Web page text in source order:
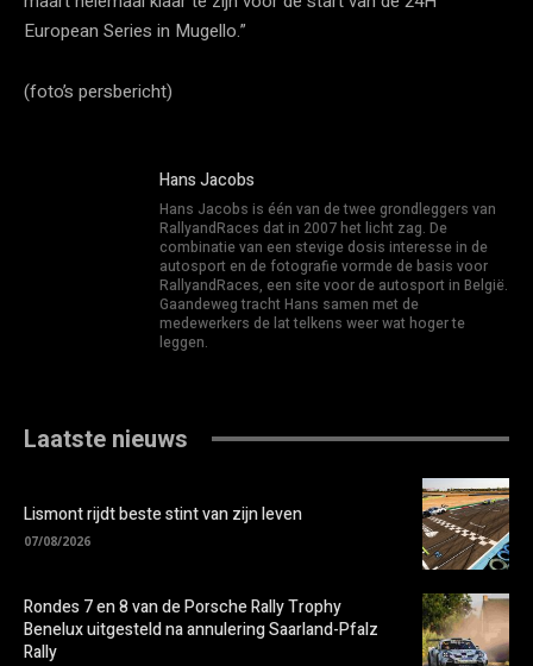
European Series in Mugello.”
(foto’s persbericht)
Hans Jacobs
Hans Jacobs is één van de twee grondleggers van
RallyandRaces dat in 2007 het licht zag. De
combinatie van een stevige dosis interesse in de
autosport en de fotografie vormde de basis voor
RallyandRaces, een site voor de autosport in België.
Gaandeweg tracht Hans samen met de
medewerkers de lat telkens weer wat hoger te
leggen.
Laatste nieuws
Lismont rijdt beste stint van zijn leven
07/08/2026
Rondes 7 en 8 van de Porsche Rally Trophy
Benelux uitgesteld na annulering Saarland-Pfalz
Rally